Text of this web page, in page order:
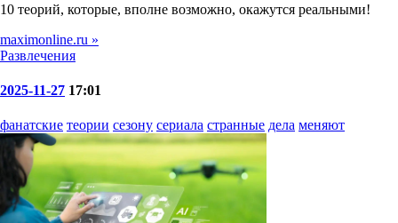
10 теорий, которые, вполне возможно, окажутся реальными!
maximonline.ru »
Развлечения
2025-11-27 17:01
фанатские теории сезону сериала странные дела меняют